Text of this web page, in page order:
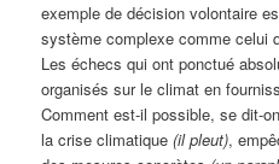
exemple de décision volontaire
système complexe comme celui
Les échecs qui ont ponctué
organisés sur le climat en
Comment est-il possible, se dit-
la crise climatique(il pleut),